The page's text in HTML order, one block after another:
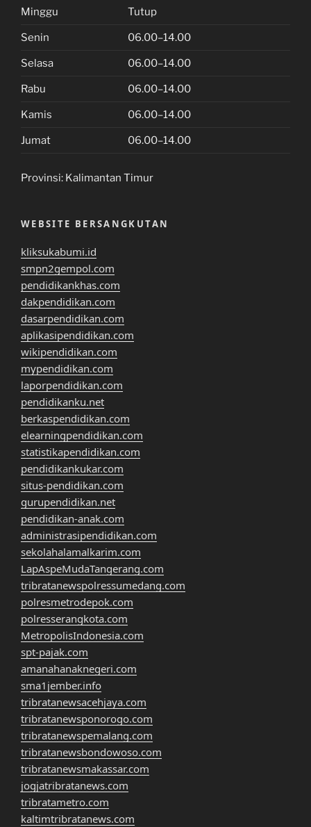
Minggu Tutup
Senin 06.00–14.00
Selasa 06.00–14.00
Rabu 06.00–14.00
Kamis 06.00–14.00
Jumat 06.00–14.00
Provinsi: Kalimantan Timur
WEBSITE BERSANGKUTAN
kliksukabumi.id
smpn2gempol.com
pendidikankhas.com
dakpendidikan.com
dasarpendidikan.com
aplikasipendidikan.com
wikipendidikan.com
mypendidikan.com
laporpendidikan.com
pendidikanku.net
berkaspendidikan.com
elearningpendidikan.com
statistikapendidikan.com
pendidikankukar.com
situs-pendidikan.com
gurupendidikan.net
pendidikan-anak.com
administrasipendidikan.com
sekolahalamalkarim.com
LapAspeMudaTangerang.com
tribratanewspolressumedang.com
polresmetrodepok.com
polresserangkota.com
MetropolisIndonesia.com
spt-pajak.com
amanahanaknegeri.com
sma1jember.info
tribratanewsacehjaya.com
tribratanewsponorogo.com
tribratanewspemalang.com
tribratanewsbondowoso.com
tribratanewsmakassar.com
jogjatribratanews.com
tribratametro.com
kaltimtribratanews.com